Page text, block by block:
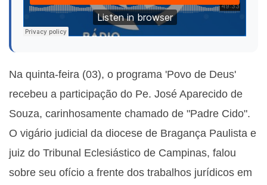
Na quinta-feira (03), o programa 'Povo de Deus'
recebeu a participação do Pe. José Aparecido de
Souza, carinhosamente chamado de "Padre Cido".
O vigário judicial da diocese de Bragança Paulista e
juiz do Tribunal Eclesiástico de Campinas, falou
sobre seu ofício a frente dos trabalhos jurídicos em